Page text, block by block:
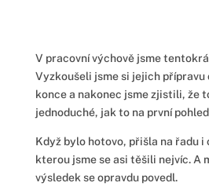
V pracovní výchově jsme
Vyzkoušeli jsme si jejich přípravu
konce a nakonec jsme zjistili, že
jednoduché, jak to na první
Když bylo hotovo, přišla na řadu i
kterou jsme se asi těšili nejvíc. A
výsledek se opravdu povedl.